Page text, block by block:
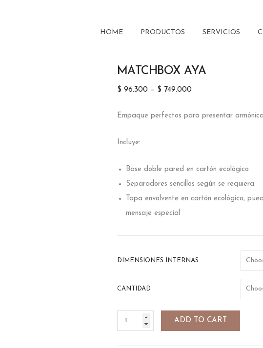
HOME PRODUCTOS SERVICIOS
MATCHBOX AYA
$96.300– $749.000
Empaque perfectos para presentar
Incluye:
Base doble pared en cartón ecológico
Separadores sencillos según se requiera.
Tapa envolvente en cartón ecológico,
mensaje especial
DIMENSIONES INTERNAS
CANTIDAD
ADD TO CART